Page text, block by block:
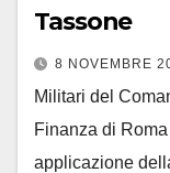
Tassone
8 NOVEMBRE
Militari del
Finanza di
applicazione